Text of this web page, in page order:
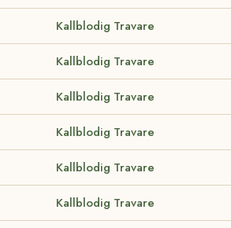
Kallblodig Travare
Kallblodig Travare
Kallblodig Travare
Kallblodig Travare
Kallblodig Travare
Kallblodig Travare